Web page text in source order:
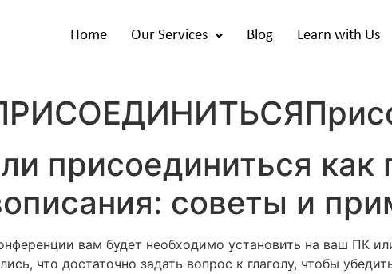
Home Our Services Blog Learn with Us
присоединиться как
советы и
вам будет необходимо установить на ваш ПК
что достаточно задать вопрос к глаголу, чтобы